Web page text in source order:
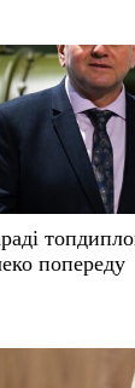
попереду